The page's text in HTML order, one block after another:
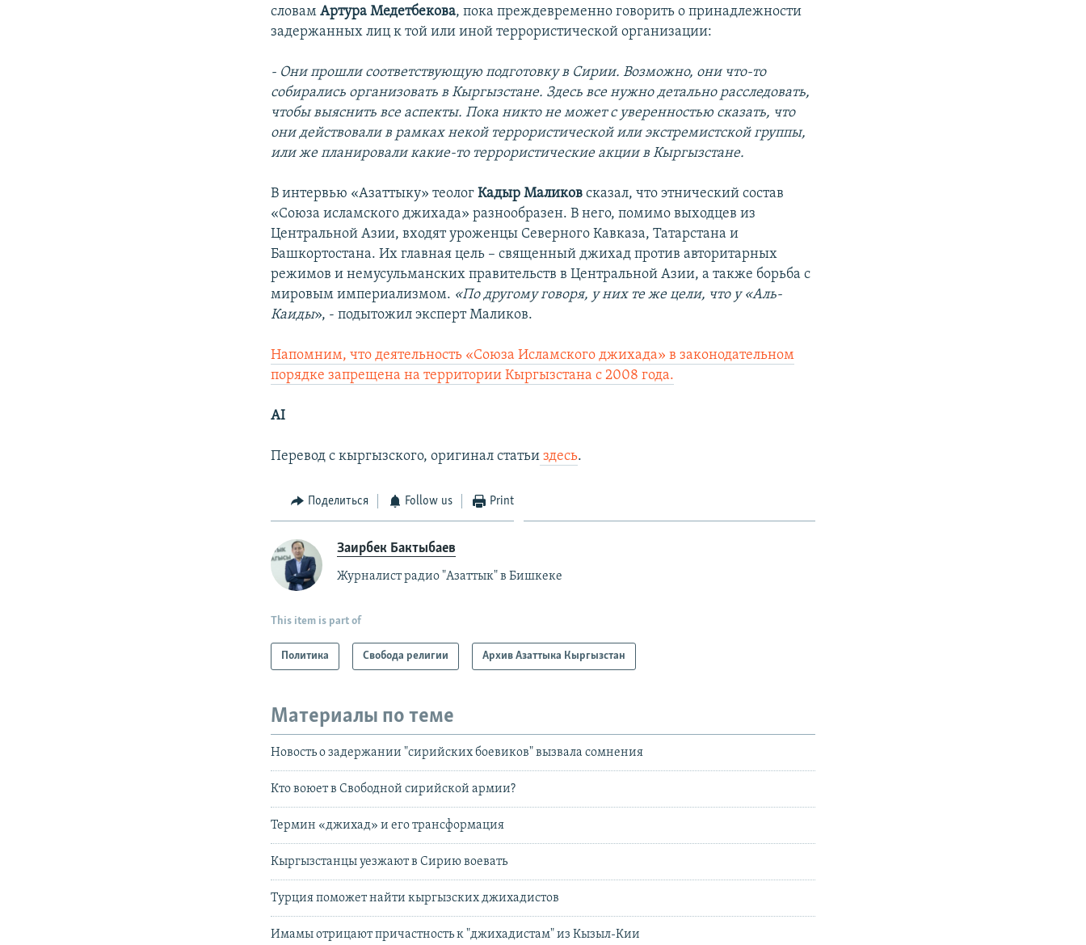
словамАртура Медетбекова, пока преждевременно говорить о принадлежности
задержанных лиц к той или иной террористической организации:
- Они прошли соответствующую подготовку в Сирии. Возможно, они что-то
собирались организовать в Кыргызстане. Здесь все нужно детально расследовать,
чтобы выяснить все аспекты. Пока никто не может с уверенностью сказать, что
они действовали в рамках некой террористической или экстремистской группы,
или же планировали какие-то террористические акции в Кыргызстане.
В интервью «Азаттыку» теологКадыр Маликов сказал, что этнический состав
«Союза исламского джихада» разнообразен. В него, помимо выходцев из
Центральной Азии, входят уроженцы Северного Кавказа, Татарстана и
Башкортостана. Их главная цель – священный джихад против авторитарных
режимов и немусульманских правительств в Центральной Азии, а также борьба с
мировым империализмом. «По другому говоря, у них те же цели, что у «Аль-
Каиды», - подытожил эксперт Маликов.
Напомним, что деятельность «Союза Исламского джихада» в законодательном
порядке запрещена на территории Кыргызстана с 2008 года.
AI
Перевод с кыргызского, оригинал статьи здесь.
Поделиться Follow us Print
Заирбек Бактыбаев
Журналист радио "Азаттык" в Бишкеке
This item is part of
Политика Свобода религии Архив Азаттыка Кыргызстан
Материалы по теме
Новость о задержании "сирийских боевиков" вызвала сомнения
Кто воюет в Свободной сирийской армии?
Термин «джихад» и его трансформация
Кыргызстанцы уезжают в Сирию воевать
Турция поможет найти кыргызских джихадистов
Имамы отрицают причастность к "джихадистам" из Кызыл-Кии